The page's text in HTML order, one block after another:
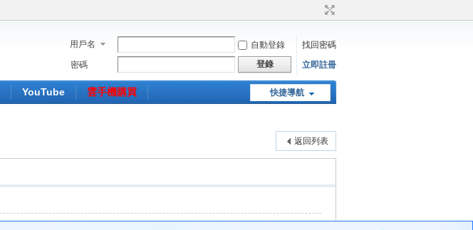
用戶名 自動登錄
找回密碼
密碼
登錄 立即註冊
快捷導航
YouTube
雲手機購買
返回列表